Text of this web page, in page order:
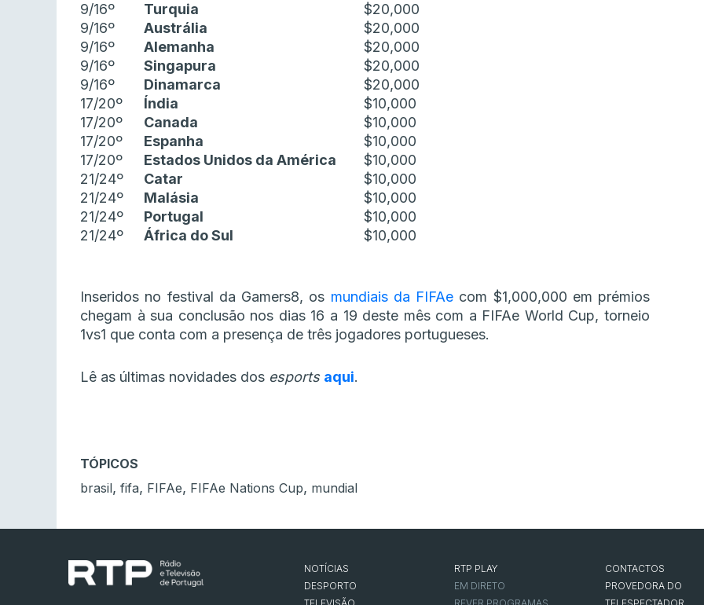
9/16º
Turquia
$20,000
9/16º
Austrália
$20,000
9/16º
Alemanha
$20,000
9/16º
Singapura
$20,000
9/16º
Dinamarca
$20,000
17/20º
Índia
$10,000
17/20º
Canada
$10,000
17/20º
Espanha
$10,000
17/20º
Estados Unidos da América
$10,000
21/24º
Catar
$10,000
21/24º
Malásia
$10,000
21/24º
Portugal
$10,000
21/24º
África do Sul $10,000
Inseridos no festival da Gamers8, os mundiais da FIFAe com $1,000,000 em prémios
chegam à sua conclusão nos dias 16 a 19 deste mês com a FIFAe World Cup, torneio
1vs1 que conta com a presença de três jogadores portugueses.
Lê as últimas novidades dos esports aqui.
TÓPICOS
brasil, fifa, FIFAe, FIFAe Nations Cup, mundial
NOTÍCIAS
DESPORTO
RTP PLAY
EM DIRETO
CONTACTOS
PROVEDORA DO